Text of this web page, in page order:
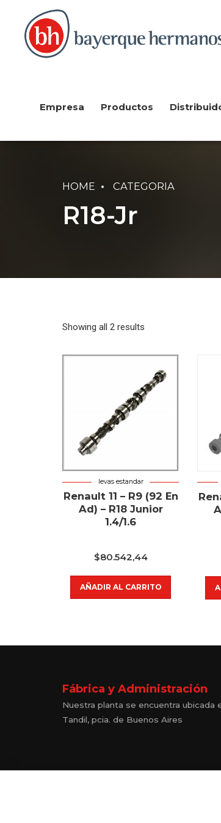
Empresa Productos
HOME CATEGORIA
R18-Jr
Showing all 2 results
levas estandar
Renault 11 – R9 (92 En
Ad) – R18 Junior
1.4/1.6
$80.542,44
AÑADIR AL CARRITO
Fábrica y Administración
Nuestra planta se encuentra ubicada
Tandil, pcia. de Buenos Aires